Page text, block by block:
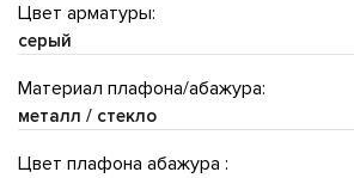
Цвет арматуры:
серый
Материал плафона/абажура:
металл / стекло
Цвет плафона абажура :